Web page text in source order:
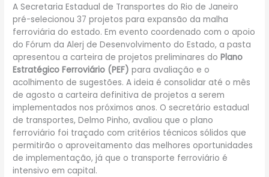
A Secretaria Estadual de Transportes do Rio de Janeiro
pré-selecionou 37 projetos para expansão da malha
ferroviária do estado. Em evento coordenado com o apoio
do Fórum da Alerj de Desenvolvimento do Estado, a pasta
apresentou a carteira de projetos preliminares doPlano
Estratégico Ferroviário (PEF) para avaliação e o
acolhimento de sugestões. A ideia é consolidar até o mês
de agosto a carteira definitiva de projetos a serem
implementados nos próximos anos. O secretário estadual
de transportes, Delmo Pinho, avaliou que o plano
ferroviário foi traçado com critérios técnicos sólidos que
permitirão o aproveitamento das melhores oportunidades
de implementação, já que o transporte ferroviário é
intensivo em capital.